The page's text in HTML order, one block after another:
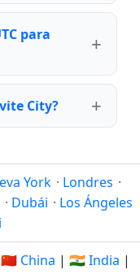
para
City?
York · Londres ·
· Dubái · Los Ángeles
🇨🇳 China | 🇮🇳 India |